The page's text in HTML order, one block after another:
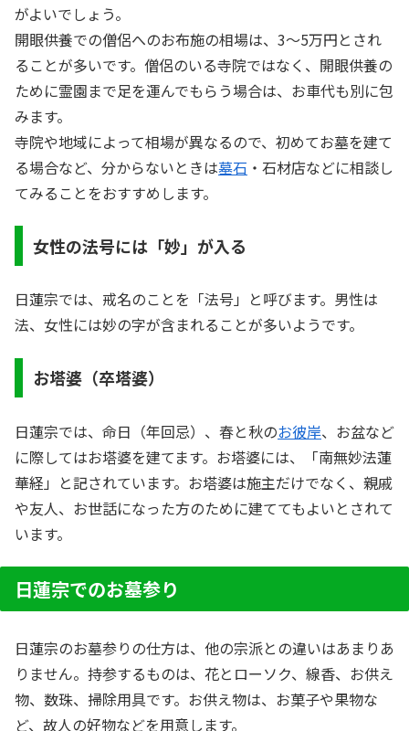
がよいでしょう。
開眼供養での僧侶へのお布施の相場は、3～5万円とされ
ることが多いです。僧侶のいる寺院ではなく、開眼供養の
ために霊園まで足を運んでもらう場合は、お車代も別に包
みます。
寺院や地域によって相場が異なるので、初めてお墓を建て
る場合など、分からないときは墓石 ・石材店などに相談し
てみることをおすすめします。
女性の法号には「妙」が入る
日蓮宗では、戒名のことを「法号」と呼びます。男性は
法、女性には妙の字が含まれることが多いようです。
お塔婆（卒塔婆）
日蓮宗では、命日（年回忌）、春と秋のお彼岸、お盆など
に際してはお塔婆を建てます。お塔婆には、「南無妙法蓮
華経」と記されています。お塔婆は施主だけでなく、親戚
や友人、お世話になった方のために建ててもよいとされて
います。
日蓮宗でのお墓参り
日蓮宗のお墓参りの仕方は、他の宗派との違いはあまりあ
りません。持参するものは、花とローソク、線香、お供え
物、数珠、掃除用具です。お供え物は、お菓子や果物な
ど、故人の好物などを用意します。